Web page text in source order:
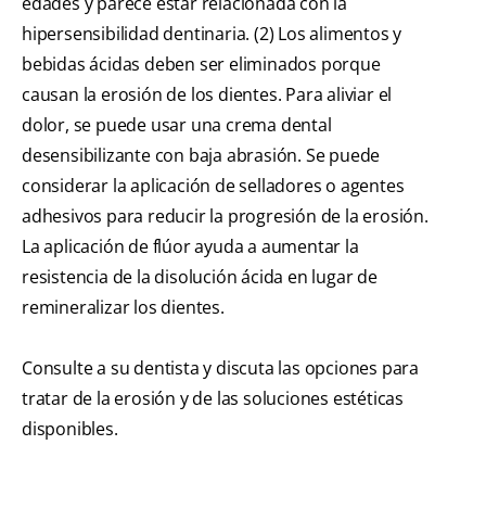
hipersensibilidad dentinaria. (2) Los alimentos y
bebidas ácidas deben ser eliminados porque
causan la erosión de los dientes. Para aliviar el
dolor, se puede usar una crema dental
desensibilizante con baja abrasión. Se puede
considerar la aplicación de selladores o agentes
adhesivos para reducir la progresión de la erosión.
La aplicación de flúor ayuda a aumentar la
resistencia de la disolución ácida en lugar de
remineralizar los dientes.
Consulte a su dentista y discuta las opciones para
tratar de la erosión y de las soluciones estéticas
disponibles.